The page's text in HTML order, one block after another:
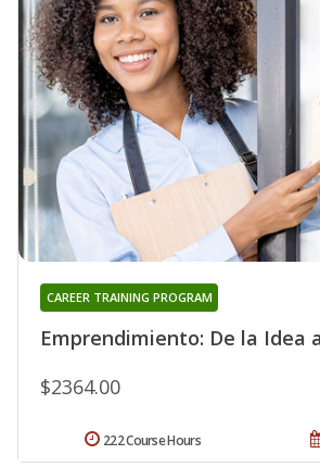
Emprendimiento: De la Idea
CAREER TRAINING PROGRAM
$2364.00
222 Course Hours